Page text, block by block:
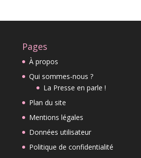
Pages
À propos
Qui sommes-nous ?
La Presse en parle !
Plan du site
Mentions légales
Données utilisateur
Politique de confidentialité